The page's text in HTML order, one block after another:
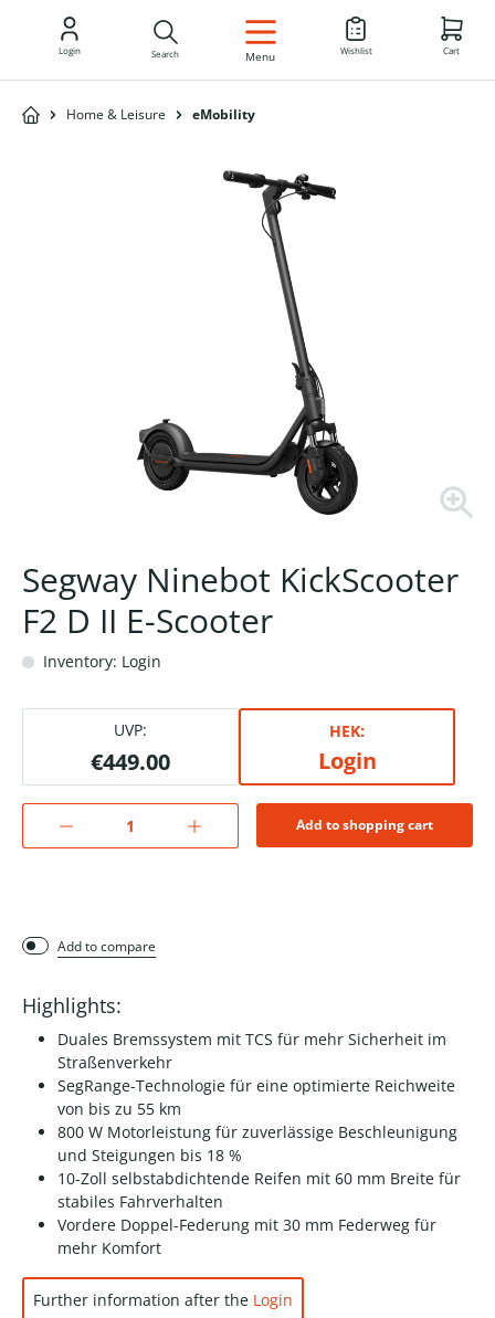
EN
Login Search Menu Wishlist Cart
Home & Leisure eMobility
Segway Ninebot KickScooter
F2 D II E-Scooter
Inventory: Login
UVP:
€449.00
HEK:
Login
Add to shopping cart
Add to compare
Highlights:
Duales Bremssystem mit TCS für mehr Sicherheit im
Straßenverkehr
SegRange-Technologie für eine optimierte Reichweite
von bis zu 55 km
800 W Motorleistung für zuverlässige Beschleunigung
und Steigungen bis 18 %
10-Zoll selbstabdichtende Reifen mit 60 mm Breite für
stabiles Fahrverhalten
Vordere Doppel-Federung mit 30 mm Federweg für
mehr Komfort
Further information after the Login